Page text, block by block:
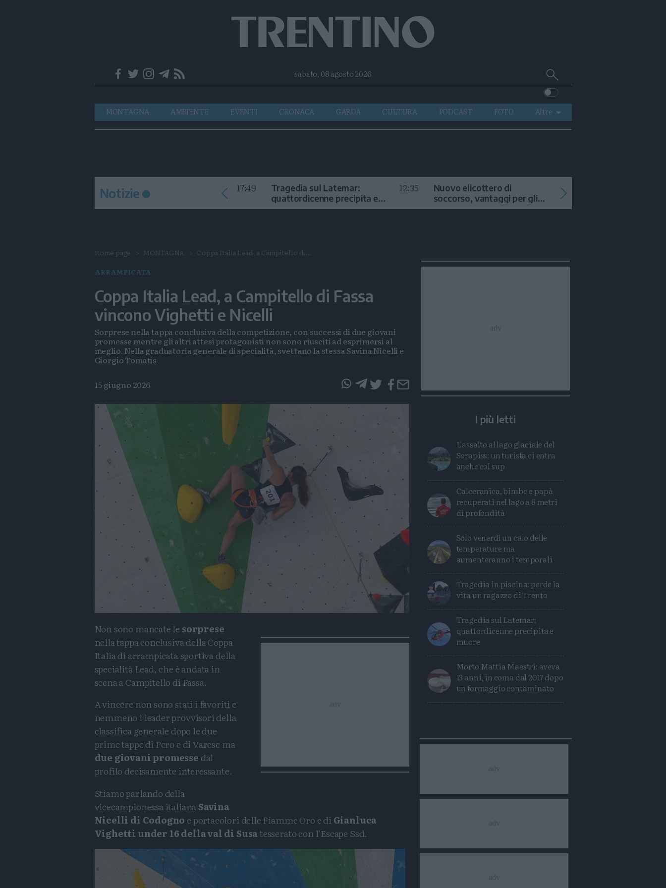
Telegram
RSSsabato, 08 agosto 2026 Cerca
su
Trentino
Navigazione
principale
MONTAGNA AMBIENTE EVENTI CRONACA GARDA CULTURA PODCAST FOTO
Altre
VIDEO
Notizie 17:49
Tragedia sul Latemar:
quattordicenne precipita e
muore
12:35
Nuovo elicottero di
soccorso, vantaggi per gli
interventi in alta quota
Home page MONTAGNA Coppa Italia Lead, a Campitello di...
ARRAMPICATA
Coppa Italia Lead, a Campitello di Fassa
vincono Vighetti e Nicelli
Sorprese nella tappa conclusiva della competizione, con successi di due giovani
promesse mentre gli altri attesi protagonisti non sono riusciti ad esprimersi al
meglio. Nella graduatoria generale di specialità, svettano la stessa Savina Nicelli e
Giorgio Tomatis
15 giugno 2026
articolo
su
Whatsapp
articolo
su
Telegram
Non sono mancate le sorprese
nella tappa conclusiva della Coppa
Italia di arrampicata sportiva della
specialità Lead, che è andata in
scena a Campitello di Fassa.
A vincere non sono stati i favoriti e
nemmeno i leader provvisori della
classifica generale dopo le due
prime tappe di Pero e di Varese ma
due giovani promesse dal
profilo decisamente interessante.
Stiamo parlando della
vicecampionessa italianaSavina
Nicelli di Codogno e portacolori delle Fiamme Oro e di Gianluca
Vighetti under 16 della val di Susatesserato con l’Escape Ssd.
I più letti
L'assalto al lago glaciale del
Sorapiss: un turista ci entra
anche col sup
Calceranica, bimbo e papà
recuperati nel lago a 8 metri
di profondità
Solo venerdì un calo delle
temperature ma
aumenteranno i temporali
Tragedia in piscina: perde la
vita un ragazzo di Trento
Tragedia sul Latemar:
quattordicenne precipita e
muore
Morto Mattia Maestri: aveva
13 anni, in coma dal 2017 dopo
un formaggio contaminato